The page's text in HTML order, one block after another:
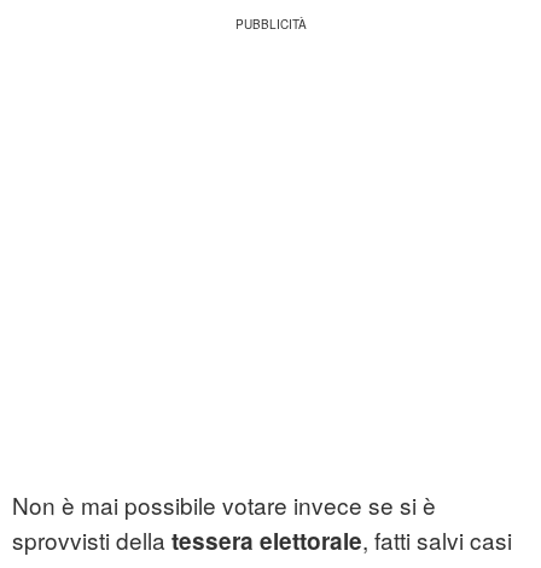
Non è mai possibile votare invece se si è
sprovvisti della tessera elettorale, fatti salvi casi